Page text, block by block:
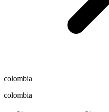
colombia
colombia